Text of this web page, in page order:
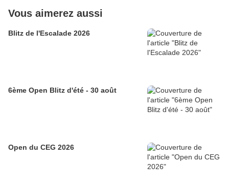
Vous aimerez aussi
Blitz de l'Escalade 2026
6ème Open Blitz d'été - 30 août
Open du CEG 2026